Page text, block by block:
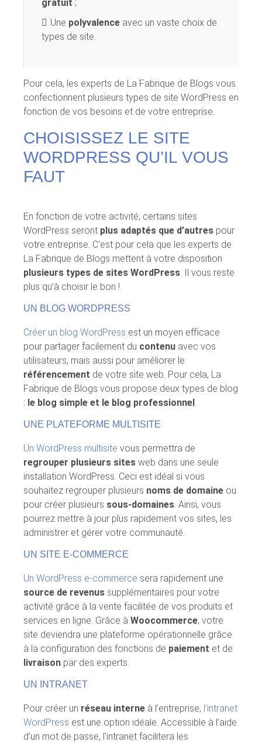
gratuit ;
Une polyvalence avec un vaste choix de
types de site.
Pour cela, les experts de La Fabrique de Blogs vous
confectionnent plusieurs types de site WordPress en
fonction de vos besoins et de votre entreprise.
CHOISISSEZ LE SITE
WORDPRESS QU’IL VOUS
FAUT
En fonction de votre activité, certains sites
WordPress seront plus adaptés que d’autres pour
votre entreprise. C’est pour cela que les experts de
La Fabrique de Blogs mettent à votre disposition
plusieurs types de sites WordPress. Il vous reste
plus qu’à choisir le bon !
UN BLOG WORDPRESS
Créer un blog WordPress est un moyen efficace
pour partager facilement du contenu avec vos
utilisateurs, mais aussi pour améliorer le
référencement de votre site web. Pour cela, La
Fabrique de Blogs vous propose deux types de blog
: le blog simple et le blog professionnel.
UNE PLATEFORME MULTISITE
Un WordPress multisite vous permettra de
regrouper plusieurs sites web dans une seule
installation WordPress. Ceci est idéal si vous
souhaitez regrouper plusieurs noms de domaine ou
pour créer plusieurs sous-domaines. Ainsi, vous
pourrez mettre à jour plus rapidement vos sites, les
administrer et gérer votre communauté.
UN SITE E-COMMERCE
Un WordPress e-commerce sera rapidement une
source de revenus supplémentaires pour votre
activité grâce à la vente facilitée de vos produits et
services en ligne. Grâce à Woocommerce, votre
site deviendra une plateforme opérationnelle grâce
à la configuration des fonctions de paiement et de
livraison par des experts.
UN INTRANET
Pour créer un réseau interne à l’entreprise, l’intranet
WordPress est une option idéale. Accessible à l’aide
d’un mot de passe, l’intranet facilitera les